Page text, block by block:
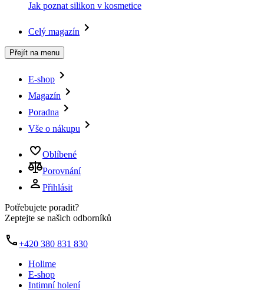
Jak poznat silikon v kosmetice
Celý magazín
Přejít na menu
E-shop
Magazín
Poradna
Vše o nákupu
Oblíbené
Porovnání
Přihlásit
Potřebujete poradit?
Zeptejte se našich odborníků
+420 380 831 830
Holime
E-shop
Intimní holení